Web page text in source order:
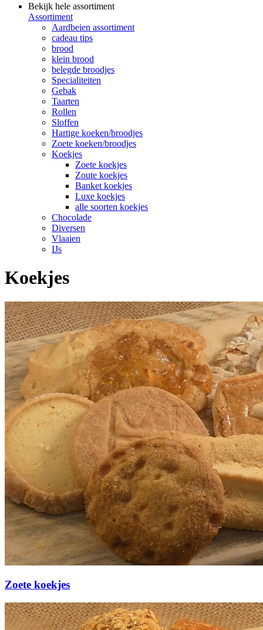
Bekijk hele assortiment
Assortiment
Aardbeien assortiment
cadeau tips
brood
klein brood
belegde broodjes
Specialiteiten
Gebak
Taarten
Rollen
Sloffen
Hartige koeken/broodjes
Zoete koeken/broodjes
Koekjes
Zoete koekjes
Zoute koekjes
Banket koekjes
Luxe koekjes
alle soorten koekjes
Chocolade
Diversen
Vlaaien
IJs
Koekjes
Zoete koekjes